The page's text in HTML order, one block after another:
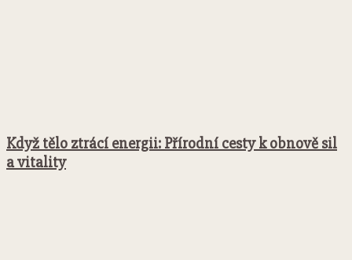
Když tělo ztrácí energii: Přírodní cesty k obnově sil
a vitality